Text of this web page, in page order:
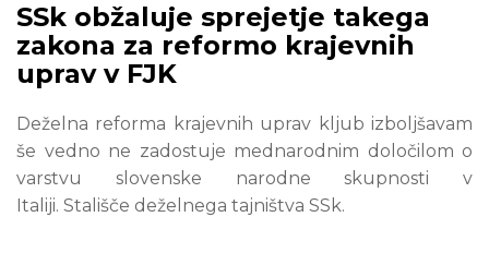
SSk obžaluje sprejetje takega
zakona za reformo krajevnih
uprav v FJK
Deželna reforma krajevnih uprav kljub izboljšavam
še vedno ne zadostuje mednarodnim določilom o
varstvu slovenske narodne skupnosti v
Italiji. Stališče deželnega tajništva SSk.